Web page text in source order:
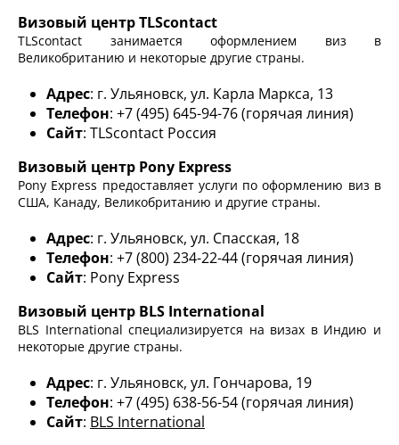
Визовый центр TLScontact
TLScontact занимается оформлением виз в
Великобританию и некоторые другие страны.
Адрес: г. Ульяновск, ул. Карла Маркса, 13
Телефон: +7 (495) 645-94-76 (горячая линия)
Сайт: TLScontact Россия
Визовый центр Pony Express
Pony Express предоставляет услуги по оформлению виз в
США, Канаду, Великобританию и другие страны.
Адрес: г. Ульяновск, ул. Спасская, 18
Телефон: +7 (800) 234-22-44 (горячая линия)
Сайт: Pony Express
Визовый центр BLS International
BLS International специализируется на визах в Индию и
некоторые другие страны.
Адрес: г. Ульяновск, ул. Гончарова, 19
Телефон: +7 (495) 638-56-54 (горячая линия)
Сайт: BLS International